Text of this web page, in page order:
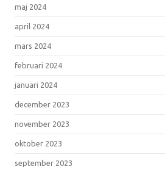
maj 2024
april 2024
mars 2024
februari 2024
januari 2024
december 2023
november 2023
oktober 2023
september 2023